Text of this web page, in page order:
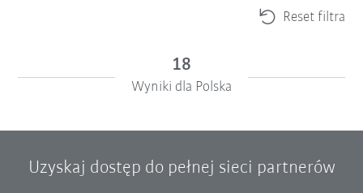
Reset filtra
18
Wyniki dla Polska
Uzyskaj dostęp do pełnej sieci partnerów